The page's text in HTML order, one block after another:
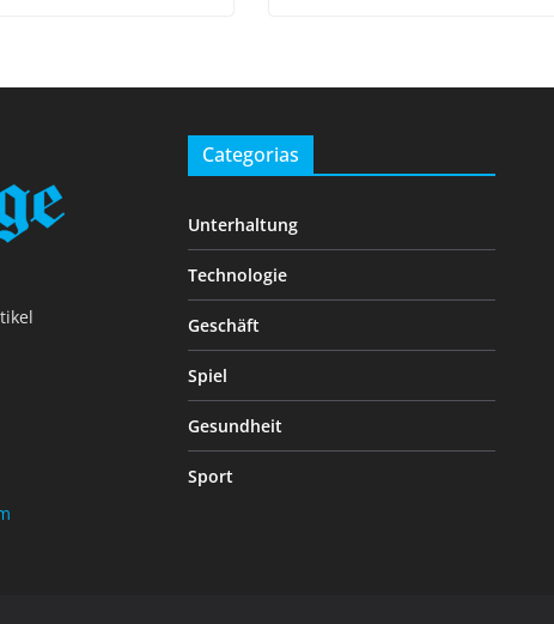
Categorias
Unterhaltung
Technologie
Geschäft
Spiel
Gesundheit
Sport